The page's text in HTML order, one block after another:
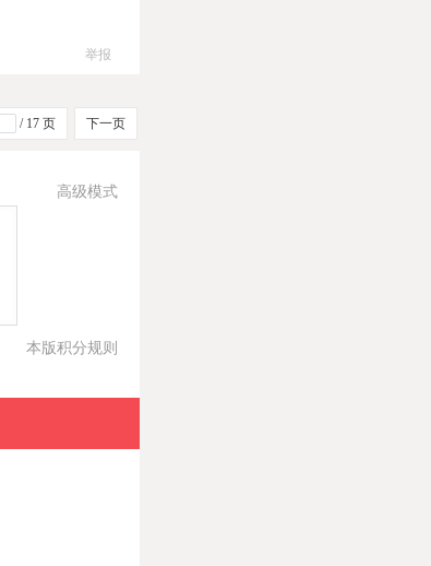
举报
/ 17 页 下一页
高级模式
本版积分规则